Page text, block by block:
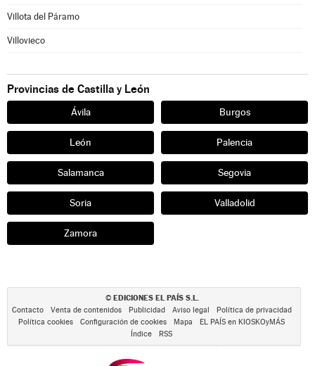
Villota del Páramo
Villovieco
Provincias de Castilla y León
Ávila Burgos
León Palencia
Salamanca Segovia
Soria Valladolid
Zamora
© EDICIONES EL PAÍS S.L.
Contacto Venta de contenidos Publicidad Aviso legal
Política de privacidad
Política cookies
Configuración de cookies Mapa
EL PAÍS en KIOSKOyMÁS
Índice
RSS